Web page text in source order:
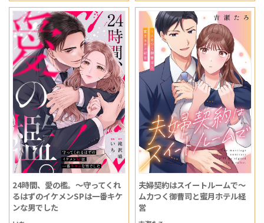
24時間、愛の檻。～守ってくれ
るはずのイケメンSPは一番キケ
ンな男でした
夫婦契約はスイートルームで～
ムカつく御曹司と蜜月ホテル経
営